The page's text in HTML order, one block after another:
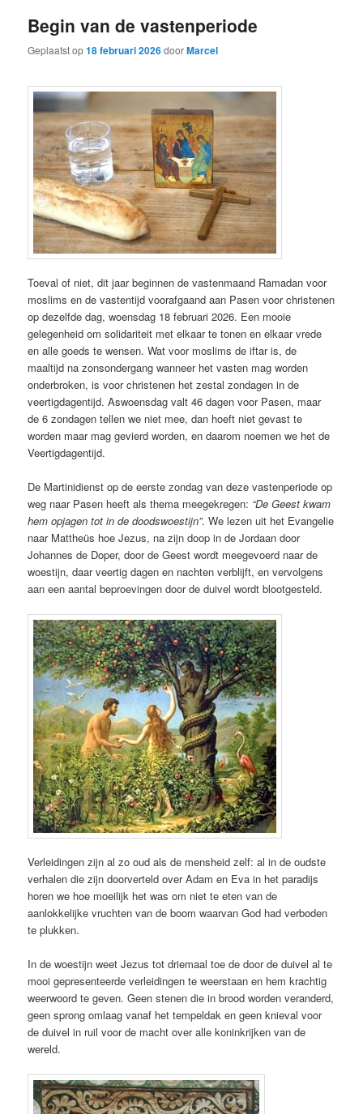
Begin van de vastenperiode
Geplaatst op18 februari 2026doorMarcel
Toeval of niet, dit jaar beginnen de vastenmaand Ramadan voor
moslims en de vastentijd voorafgaand aan Pasen voor christenen
op dezelfde dag, woensdag 18 februari 2026. Een mooie
gelegenheid om solidariteit met elkaar te tonen en elkaar vrede
en alle goeds te wensen. Wat voor moslims de iftar is, de
maaltijd na zonsondergang wanneer het vasten mag worden
onderbroken, is voor christenen het zestal zondagen in de
veertigdagentijd. Aswoensdag valt 46 dagen voor Pasen, maar
de 6 zondagen tellen we niet mee, dan hoeft niet gevast te
worden maar mag gevierd worden, en daarom noemen we het de
Veertigdagentijd.
De Martinidienst op de eerste zondag van deze vastenperiode op
weg naar Pasen heeft als thema meegekregen: “De Geest kwam
hem opjagen tot in de doodswoestijn”. We lezen uit het Evangelie
naar Mattheüs hoe Jezus, na zijn doop in de Jordaan door
Johannes de Doper, door de Geest wordt meegevoerd naar de
woestijn, daar veertig dagen en nachten verblijft, en vervolgens
aan een aantal beproevingen door de duivel wordt blootgesteld.
Verleidingen zijn al zo oud als de mensheid zelf: al in de oudste
verhalen die zijn doorverteld over Adam en Eva in het paradijs
horen we hoe moeilijk het was om niet te eten van de
aanlokkelijke vruchten van de boom waarvan God had verboden
te plukken.
In de woestijn weet Jezus tot driemaal toe de door de duivel al te
mooi gepresenteerde verleidingen te weerstaan en hem krachtig
weerwoord te geven. Geen stenen die in brood worden veranderd,
geen sprong omlaag vanaf het tempeldak en geen knieval voor
de duivel in ruil voor de macht over alle koninkrijken van de
wereld.